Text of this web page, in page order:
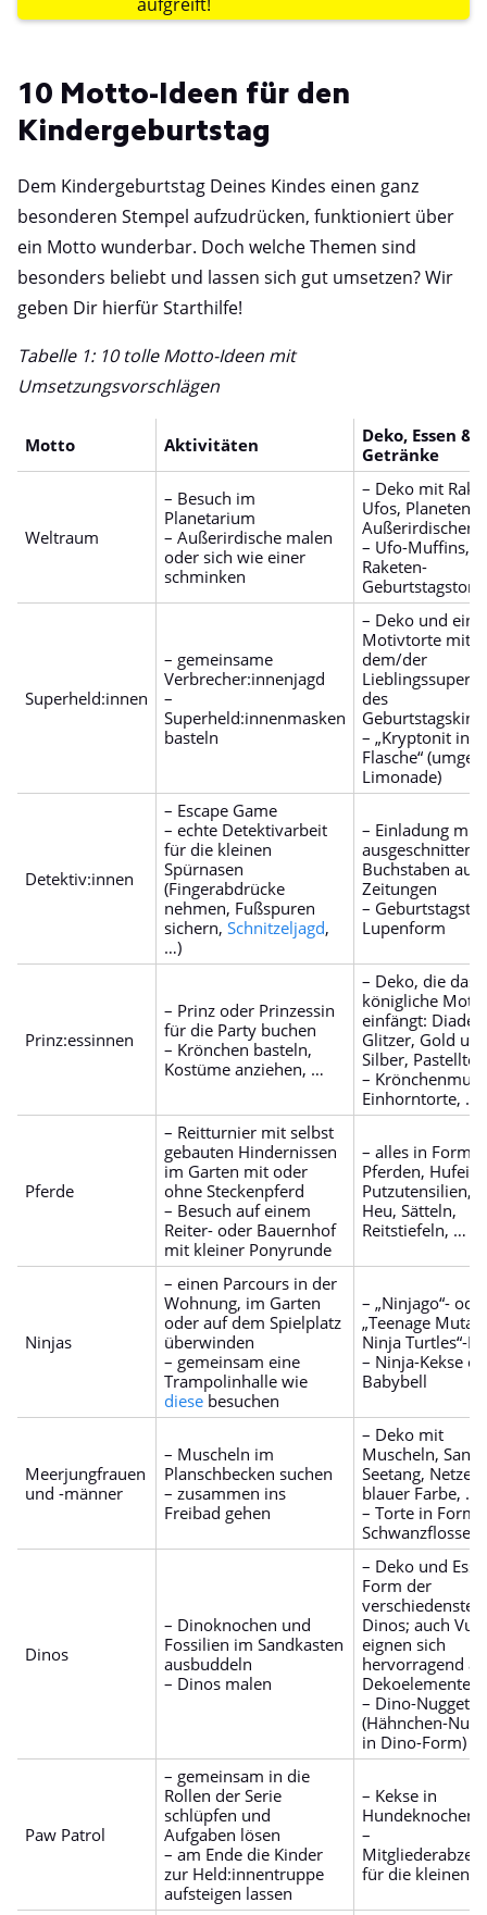
10 Motto-Ideen für den
Kindergeburtstag
Dem Kindergeburtstag Deines Kindes einen ganz
besonderen Stempel aufzudrücken, funktioniert über
ein Motto wunderbar. Doch welche Themen sind
besonders beliebt und lassen sich gut umsetzen? Wir
geben Dir hierfür Starthilfe!
Tabelle 1: 10 tolle Motto-Ideen mit
Umsetzungsvorschlägen
Motto Aktivitäten
Deko, Essen &
Getränke
Weltraum
– Besuch im
Planetarium
– Außerirdische malen
oder sich wie einer
schminken
– Deko mit
Ufos, Planeten,
Außerirdischen,
– Ufo-Muffins,
Raketen-
Superheld:innen
– gemeinsame
Verbrecher:innenjagd
–
Superheld:innenmasken
basteln
– Deko und eine
Motivtorte mit
dem/der
des
– „Kryptonit in
Flasche“
Limonade)
Detektiv:innen
– Escape Game
– echte Detektivarbeit
für die kleinen
Spürnasen
(Fingerabdrücke
nehmen, Fußspuren
sichern, Schnitzeljagd,
…)
– Einladung mit
Buchstaben aus
Zeitungen
–
Lupenform
Prinz:essinnen
– Prinz oder Prinzessin
für die Party buchen
– Krönchen basteln,
Kostüme anziehen, …
– Deko, die das
königliche Motto
einfängt:
Glitzer, Gold
Silber,
–
Einhorntorte, …
Pferde
– Reitturnier mit selbst
gebauten Hindernissen
im Garten mit oder
ohne Steckenpferd
– Besuch auf einem
Reiter- oder Bauernhof
mit kleiner Ponyrunde
– alles in Form
Pferden,
Putzutensilien,
Heu, Sätteln,
Reitstiefeln, …
Ninjas
– einen Parcours in der
Wohnung, im Garten
oder auf dem Spielplatz
überwinden
– gemeinsam eine
Trampolinhalle wie
diesebesuchen
– „Ninjago“-
„Teenage
Ninja Turtles“-
– Ninja-Kekse
Babybell
Meerjungfrauen
und -männer
– Muscheln im
Planschbecken suchen
– zusammen ins
Freibad gehen
– Deko mit
Muscheln, Sand,
Seetang, Netzen,
blauer Farbe, …
– Torte in Form
Schwanzflosse
Dinos
– Dinoknochen und
Fossilien im Sandkasten
ausbuddeln
– Dinos malen
– Deko und
Form der
verschiedensten
Dinos; auch
eignen sich
hervorragend
Dekoelemente
– Dino-Nuggets
(Hähnchen-
in Dino-Form)
Paw Patrol
– gemeinsam in die
Rollen der Serie
schlüpfen und
Aufgaben lösen
– am Ende die Kinder
zur Held:innentruppe
aufsteigen lassen
– Kekse in
–
für die kleinen